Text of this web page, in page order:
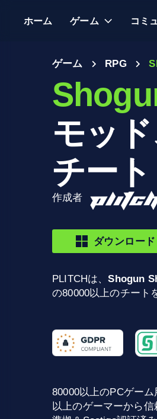
ホーム ゲーム コミ
ゲーム RPG
モッド
チート
作成者
ダウンロード
PLITCHは、Shogun
の80000以上のチート
80000以上のPCゲー
以上のゲーマーから